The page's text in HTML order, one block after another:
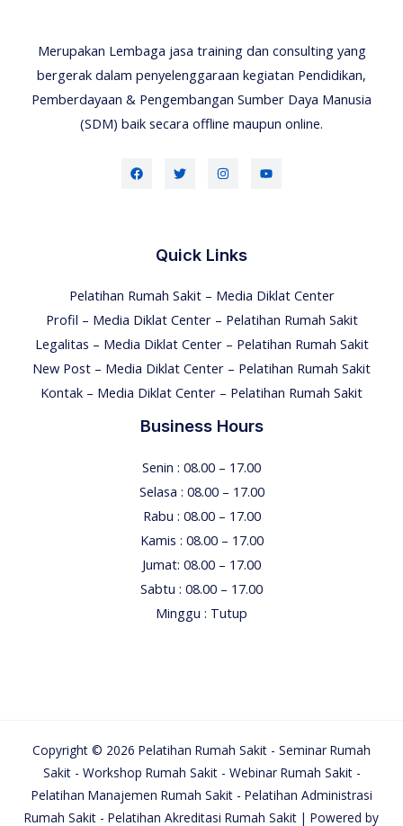
Merupakan Lembaga jasa training dan consulting yang
bergerak dalam penyelenggaraan kegiatan Pendidikan,
Pemberdayaan & Pengembangan Sumber Daya Manusia
(SDM) baik secara offline maupun online.
Quick Links
Pelatihan Rumah Sakit – Media Diklat Center
Profil – Media Diklat Center – Pelatihan Rumah Sakit
Legalitas – Media Diklat Center – Pelatihan Rumah Sakit
New Post – Media Diklat Center – Pelatihan Rumah Sakit
Kontak – Media Diklat Center – Pelatihan Rumah Sakit
Business Hours
Senin : 08.00 – 17.00
Selasa : 08.00 – 17.00
Rabu : 08.00 – 17.00
Kamis : 08.00 – 17.00
Jumat: 08.00 – 17.00
Sabtu : 08.00 – 17.00
Minggu : Tutup
Copyright © 2026 Pelatihan Rumah Sakit - Seminar Rumah
Sakit - Workshop Rumah Sakit - Webinar Rumah Sakit -
Pelatihan Manajemen Rumah Sakit - Pelatihan Administrasi
Rumah Sakit - Pelatihan Akreditasi Rumah Sakit | Powered by